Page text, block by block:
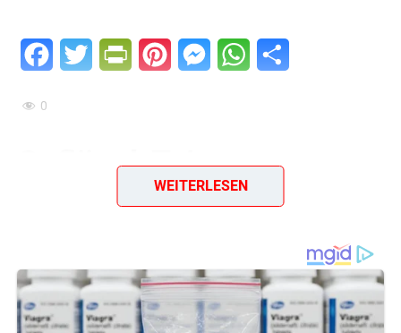
FacebookTwitter PrintFriendly
PinterestMessengerWhatsApp
0
Geflügel-Teigwaren-
Zutaten
75 g Spirelli, Nudeln oder Hörnchen
WEITERLESEN